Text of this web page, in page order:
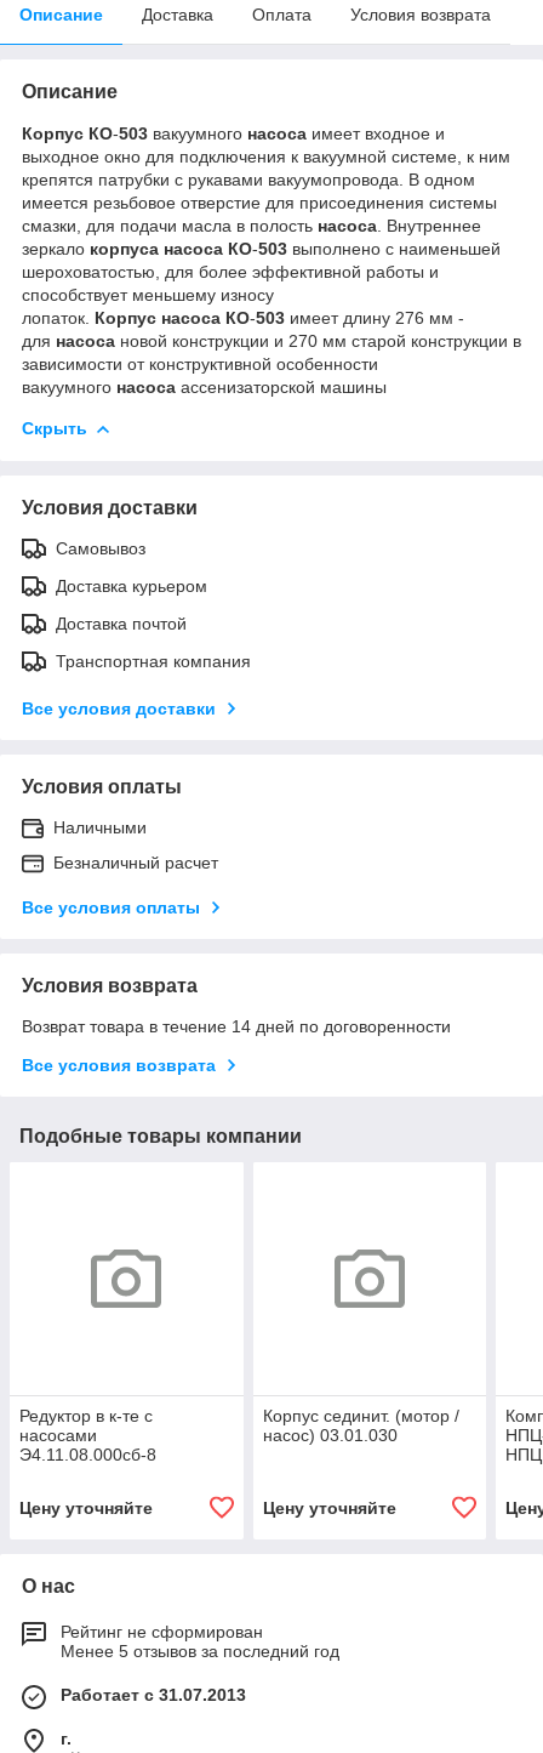
Описание Доставка Оплата Условия возврата
Описание
Корпус КО-503 вакуумного насоса имеет входное и
выходное окно для подключения к вакуумной системе, к ним
крепятся патрубки с рукавами вакуумопровода. В одном
имеется резьбовое отверстие для присоединения системы
смазки, для подачи масла в полость насоса . Внутреннее
зеркало корпуса насоса КО-503 выполнено с наименьшей
шероховатостью, для более эффективной работы и
способствует меньшему износу
лопаток. Корпус насоса КО-503 имеет длину 276 мм -
для насоса новой конструкции и 270 мм старой конструкции в
зависимости от конструктивной особенности
вакуумного насоса ассенизаторской машины
Скрыть
Условия доставки
Самовывоз
Доставка курьером
Доставка почтой
Транспортная компания
Все условия доставки
Условия оплаты
Наличными
Безналичный расчет
Все условия оплаты
Условия возврата
Возврат товара в течение 14 дней по договоренности
Все условия возврата
Подобные товары компании
Редуктор в к-те с
насосами
Э4.11.08.000сб-8
Цену уточняйте
Корпус сединит. (мотор /
насос) 03.01.030
Цену уточняйте
О нас
Рейтинг не сформирован
Менее 5 отзывов за последний год
Работает с 31.07.2013
г.